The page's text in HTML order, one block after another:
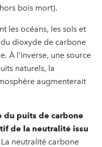
bois mort).
les océans, les sols et
dioxyde de carbone
À l'inverse, une source
naturels, la
augmenterait
du puits de carbone
de la neutralité issu
La neutralité carbone